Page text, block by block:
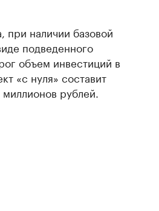
при наличии базовой
подведенного
объем инвестиций в
«с нуля» составит
рублей.